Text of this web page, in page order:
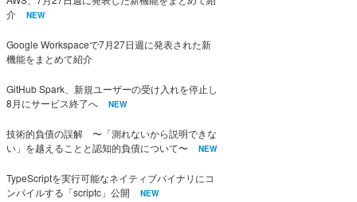
介
NEW
Google Workspaceで7月27日週に発表された新
機能をまとめて紹介
GitHub Spark、新規ユーザーの受け入れを停止し
8月にサービス終了へ
NEW
技術的負債の誤解 〜「測れないから説明できな
い」を越えることと認知的負債について〜
NEW
TypeScriptを実行可能なネイティブバイナリにコ
ンパイルする「scriptc」公開
NEW